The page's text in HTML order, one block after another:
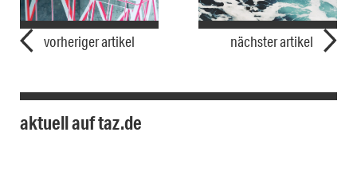
vorheriger artikel nächster artikel
aktuell auf taz.de